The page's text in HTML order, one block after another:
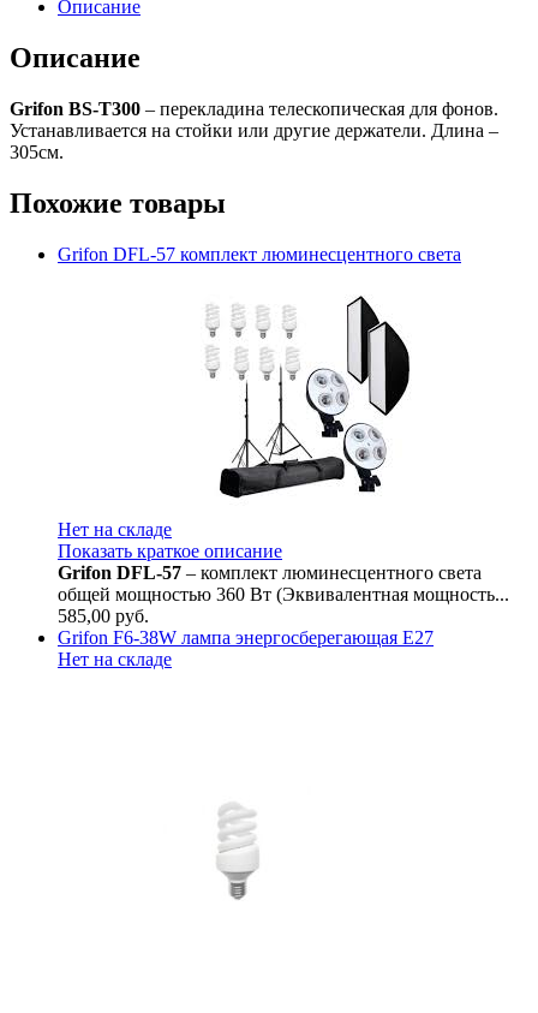
Описание
Описание
Grifon BS-T300 – перекладина телескопическая для фонов.
Устанавливается на стойки или другие держатели. Длина –
305см.
Похожие товары
Grifon DFL-57 комплект люминесцентного света
Нет на складе
Показать краткое описание
Grifon DFL-57 – комплект люминесцентного света
общей мощностью 360 Вт (Эквивалентная мощность...
585,00 руб.
Grifon F6-38W лампа энергосберегающая Е27
Нет на складе